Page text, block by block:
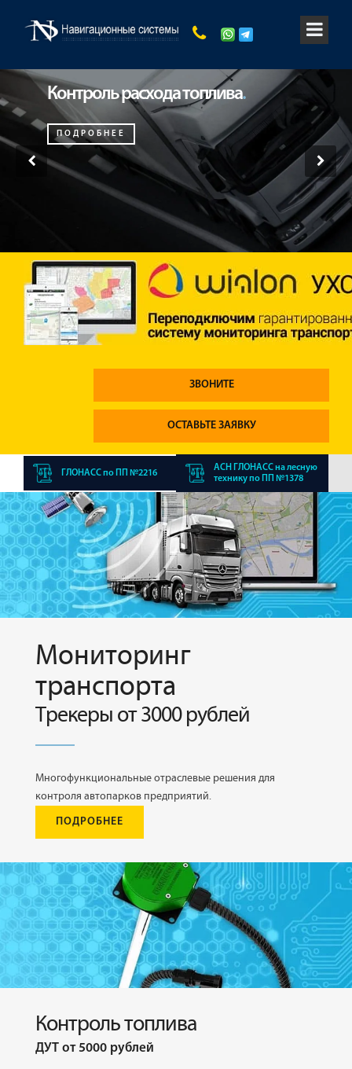
Контроль расхода топлива.
ПОДРОБНЕЕ
›
ЗВОНИТЕ
ОСТАВЬТЕ ЗАЯВКУ
ГЛОНАСС по ПП №2216
АСН ГЛОНАСС на лесную
технику по ПП №1378
Мониторинг
транспорта
Трекеры от 3000 рублей
Многофункциональные отраслевые решения для
контроля автопарков предприятий.
ПОДРОБНЕЕ
Контроль топлива
ДУТ от 5000 рублей